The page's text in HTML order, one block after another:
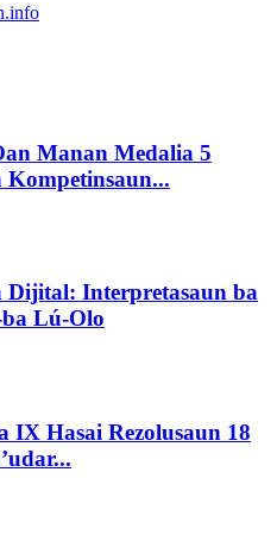
Manan Medalia 5
Dijital: Interpretasaun ba
ba Lú-Olo
Hasai Rezolusaun 18